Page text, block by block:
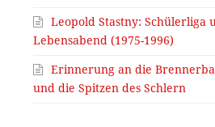
Leopold Stastny: Schülerliga
Lebensabend (1975-1996)
Erinnerung an die
und die Spitzen des Schlern